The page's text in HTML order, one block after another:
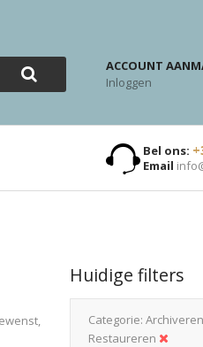
ACCOUNT
Inloggen
Bel ons:
Email
Huidige filters
Categorie
Restaureren